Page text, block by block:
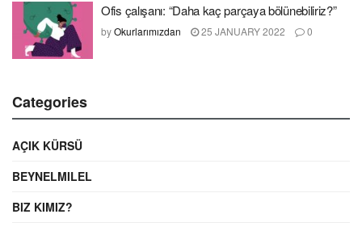
Ofis çalışanı: “Daha kaç parçaya bölünebiliriz?”
byOkurlarımızdan 25 JANUARY 2022 0
Categories
AÇIK KÜRSÜ
BEYNELMILEL
BIZ KIMIZ?